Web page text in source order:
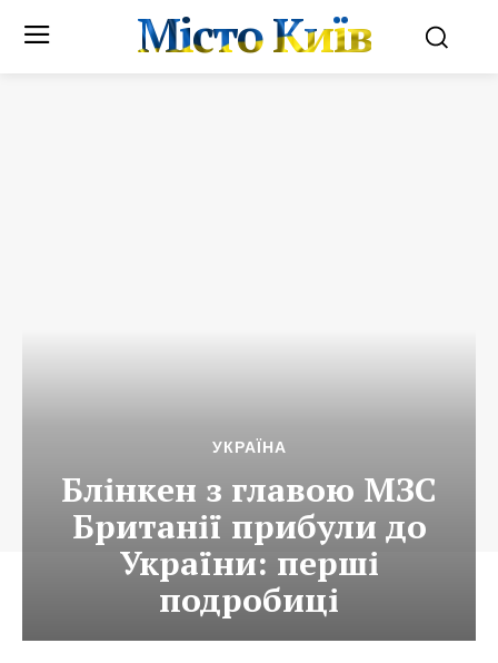
Місто Київ
УКРАЇНА
Блінкен з главою МЗС
Британії прибули до
України: перші
подробиці